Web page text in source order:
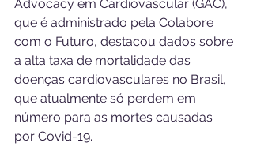
Advocacy em Cardiovascular (GAC),
que é administrado pela Colabore
com o Futuro, destacou dados sobre
a alta taxa de mortalidade das
doenças cardiovasculares no Brasil,
que atualmente só perdem em
número para as mortes causadas
por Covid-19.